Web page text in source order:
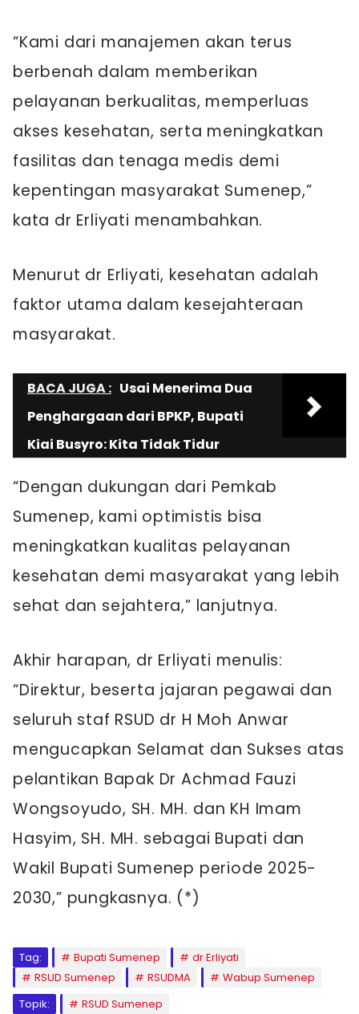
“Kami dari manajemen akan terus
berbenah dalam memberikan
pelayanan berkualitas, memperluas
akses kesehatan, serta meningkatkan
fasilitas dan tenaga medis demi
kepentingan masyarakat Sumenep,”
kata dr Erliyati menambahkan.
Menurut dr Erliyati, kesehatan adalah
faktor utama dalam kesejahteraan
masyarakat.
BACA JUGA : Usai Menerima Dua
Penghargaan dari BPKP, Bupati
Kiai Busyro: Kita Tidak Tidur
“Dengan dukungan dari Pemkab
Sumenep, kami optimistis bisa
meningkatkan kualitas pelayanan
kesehatan demi masyarakat yang lebih
sehat dan sejahtera,” lanjutnya.
Akhir harapan, dr Erliyati menulis:
“Direktur, beserta jajaran pegawai dan
seluruh staf RSUD dr H Moh Anwar
mengucapkan Selamat dan Sukses atas
pelantikan Bapak Dr Achmad Fauzi
Wongsoyudo, SH. MH. dan KH Imam
Hasyim, SH. MH. sebagai Bupati dan
Wakil Bupati Sumenep periode 2025-
2030,” pungkasnya. (*)
Tag: Bupati Sumenep
dr Erliyati
RSUD Sumenep
RSUDMA
Wabup Sumenep
Topik:
RSUD Sumenep